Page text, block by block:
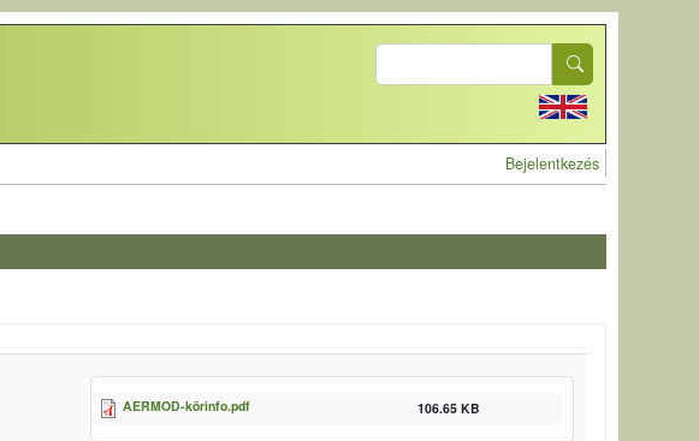
Search
User account
Bejelentkezés
AERMOD-körinfo.pdf 106.65 KB